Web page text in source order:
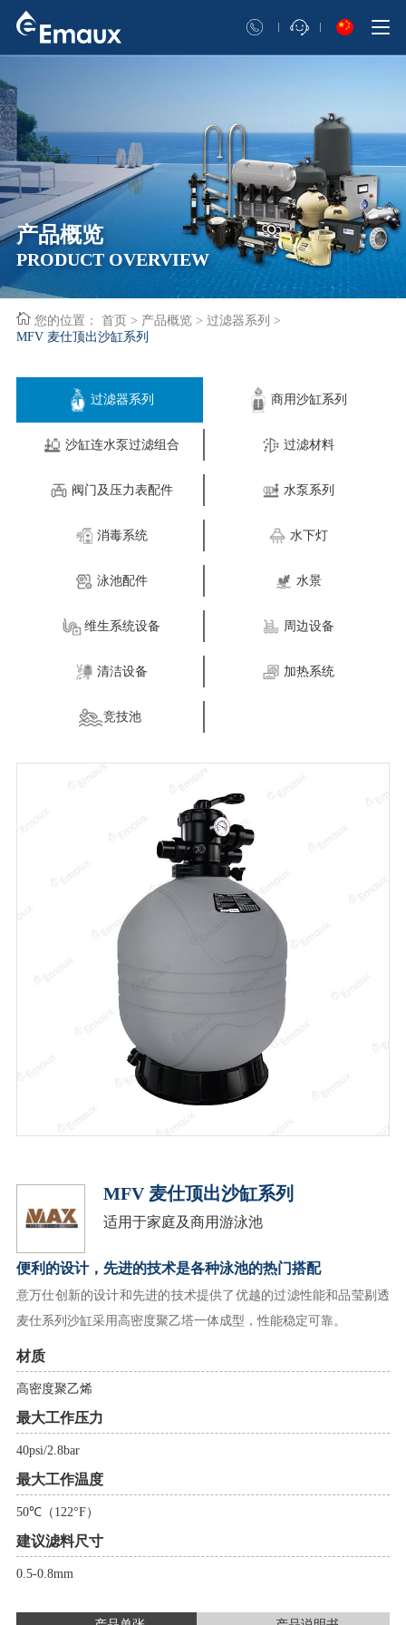
产品概览
PRODUCT OVERVIEW
您的位置： 首页 > 产品概览 > 过滤器系列 >
MFV 麦仕顶出沙缸系列
过滤器系列 商用沙缸系列
沙缸连水泵过滤组合 过滤材料
阀门及压力表配件 水泵系列
消毒系统 水下灯
泳池配件 水景
维生系统设备 周边设备
清洁设备 加热系统
竞技池
MFV 麦仕顶出沙缸系列
适用于家庭及商用游泳池
便利的设计，先进的技术是各种泳池的热门搭配
意万仕创新的设计和先进的技术提供了优越的过滤性能和品莹剔透
麦仕系列沙缸采用高密度聚乙塔一体成型，性能稳定可靠。
材质
高密度聚乙烯
最大工作压力
40psi/2.8bar
最大工作温度
50℃（122°F）
建议滤料尺寸
0.5-0.8mm